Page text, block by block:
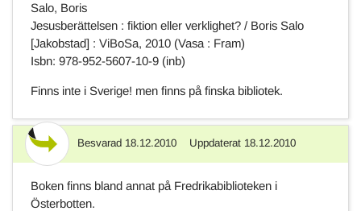
Salo, Boris
Jesusberättelsen : fiktion eller verklighet? / Boris Salo
[Jakobstad] : ViBoSa, 2010 (Vasa : Fram)
Isbn: 978-952-5607-10-9 (inb)
Finns inte i Sverige! men finns på finska bibliotek.
Svar Besvarad 18.12.2010 Uppdaterat 18.12.2010
Boken finns bland annat på Fredrikabiblioteken i
Österbotten.